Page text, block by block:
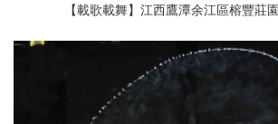
【載歌載舞】江西鷹潭余江區榕豐莊